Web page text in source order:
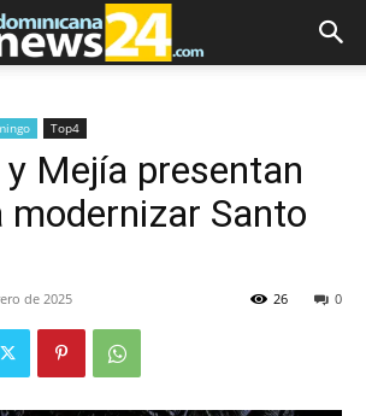
Top4
Mejía presentan
modernizar Santo
de 2025 0
26